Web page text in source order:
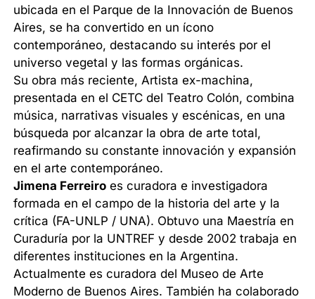
ubicada en el Parque de la Innovación de Buenos
Aires, se ha convertido en un ícono
contemporáneo, destacando su interés por el
universo vegetal y las formas orgánicas.
Su obra más reciente, Artista ex-machina,
presentada en el CETC del Teatro Colón, combina
música, narrativas visuales y escénicas, en una
búsqueda por alcanzar la obra de arte total,
reafirmando su constante innovación y expansión
en el arte contemporáneo.
Jimena Ferreiro es curadora e investigadora
formada en el campo de la historia del arte y la
crítica (FA-UNLP / UNA). Obtuvo una Maestría en
Curaduría por la UNTREF y desde 2002 trabaja en
diferentes instituciones en la Argentina.
Actualmente es curadora del Museo de Arte
Moderno de Buenos Aires. También ha colaborado